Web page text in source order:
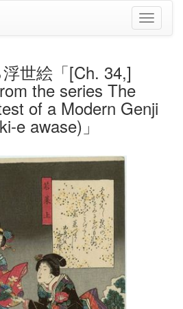
ナ
ビ
ン
の
世絵「[Ch. 34,]
the series The
of a Modern Genji
e awase)」